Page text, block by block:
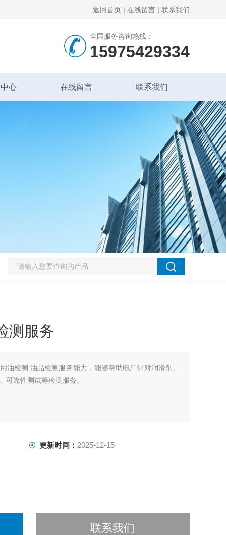
返回首页 | 在线留言 | 联系我们
全国服务咨询热线：
15975429334
心 在线留言 联系我们
测服务
油检测 油品检测服务能力，能够帮助电厂针对润滑剂、
可靠性测试等检测服务。
更新时间： 2025-12-15
联系我们